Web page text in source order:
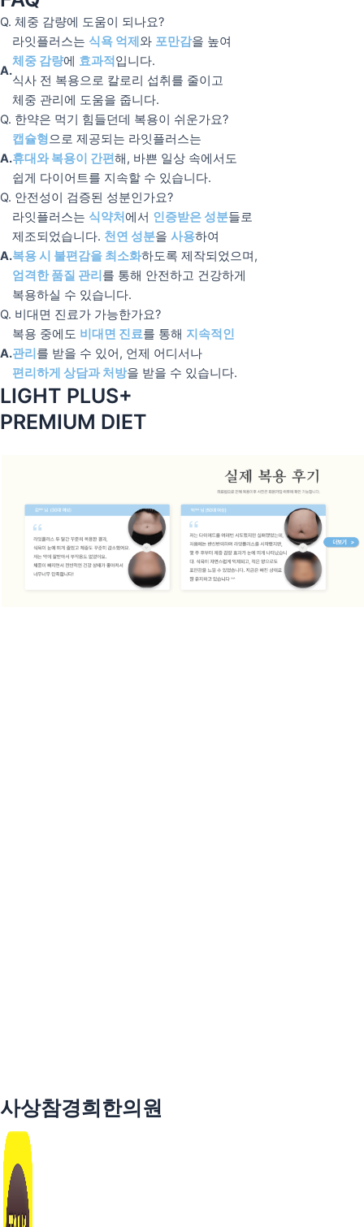
Q. 체중 감량에 도움이 되나요?
A.
라잇플러스는 식욕 억제 와 포만감을 높여
체중 감량에 효과적입니다.
식사 전 복용으로 칼로리 섭취를 줄이고
체중 관리에 도움을 줍니다.
Q. 한약은 먹기 힘들던데 복용이 쉬운가요?
A.
캡슐형으로 제공되는 라잇플러스는
휴대와 복용이 간편해, 바쁜 일상 속에서도
쉽게 다이어트를 지속할 수 있습니다.
Q. 안전성이 검증된 성분인가요?
A.
라잇플러스는 식약처에서 인증받은 성분들로
제조되었습니다. 천연 성분을 사용하여
복용 시 불편감을 최소화하도록 제작되었으며,
엄격한 품질 관리를 통해 안전하고 건강하게
복용하실 수 있습니다.
Q. 비대면 진료가 가능한가요?
A.
복용 중에도 비대면 진료를 통해 지속적인
관리를 받을 수 있어, 언제 어디서나
편리하게 상담과 처방을 받을 수 있습니다.
LIGHT PLUS+
PREMIUM DIET
사상참경희한의원